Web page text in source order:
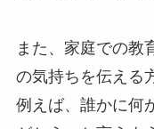
また、家庭での教
の気持ちを伝える
例えば、誰かに何